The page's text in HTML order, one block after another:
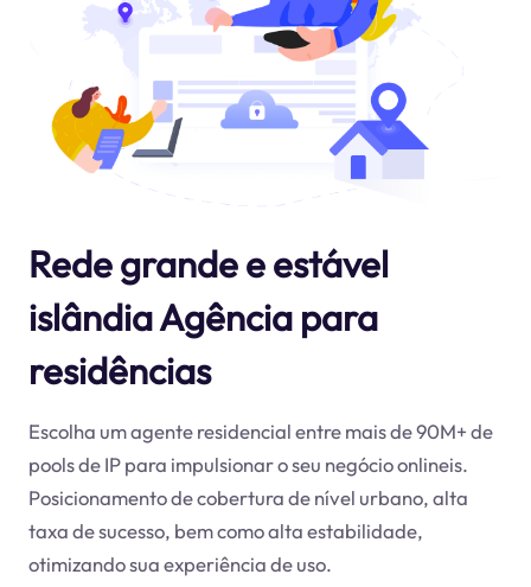
Rede grande e estável
islândia Agência para
residências
Escolha um agente residencial entre mais de 90M+ de
pools de IP para impulsionar o seu negócio onlineis.
Posicionamento de cobertura de nível urbano, alta
taxa de sucesso, bem como alta estabilidade,
otimizando sua experiência de uso.